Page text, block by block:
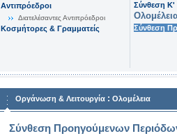
Αντιπρόεδροι
Διατελέσαντες Αντιπρόεδροι
Κοσμήτορες & Γραμματείς
Σύνθεση K'
Σύνθεση
Οργάνωση & Λειτουργία : Ολομέλεια
Σύνθεση Προηγούμενων